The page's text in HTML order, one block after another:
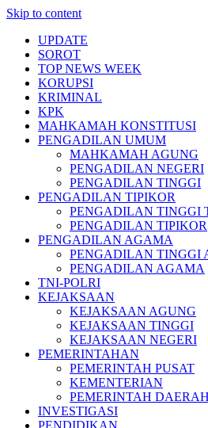
Skip to content
UPDATE
SOROT
TOP NEWS WEEK
KORUPSI
KRIMINAL
KPK
MAHKAMAH KONSTITUSI
PENGADILAN UMUM
MAHKAMAH AGUNG
PENGADILAN NEGERI
PENGADILAN TINGGI
PENGADILAN TIPIKOR
PENGADILAN TINGGI
PENGADILAN TIPIKOR
PENGADILAN AGAMA
PENGADILAN TINGGI
PENGADILAN AGAMA
TNI-POLRI
KEJAKSAAN
KEJAKSAAN AGUNG
KEJAKSAAN TINGGI
KEJAKSAAN NEGERI
PEMERINTAHAN
PEMERINTAH PUSAT
KEMENTERIAN
PEMERINTAH DAERAH
INVESTIGASI
PENDIDIKAN